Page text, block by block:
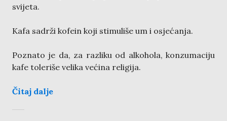
svijeta.
Kafa sadrži kofein koji stimuliše um i osjećanja.
Poznato je da, za razliku od alkohola, konzumaciju
kafe toleriše velika većina religija.
Čitaj dalje